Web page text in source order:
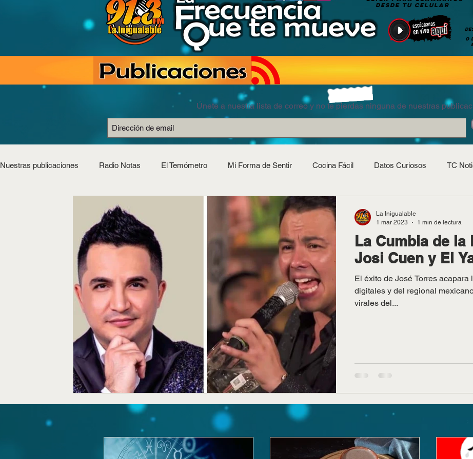
DESDE TU CELULAR
O
Únete a nuestra lista de correo y no te pierdas ninguna de nuestras
Nuestras publicaciones Radio Notas El Temómetro Mi Forma de Sentir Cocina Fácil Datos Curiosos TC
Horóscopos
La Cumbia de la
Josi Cuen y El
El éxito de José Torres
digitales y del regional
virales del...
La Inigualable
1 mar 2023
1 min de lectura